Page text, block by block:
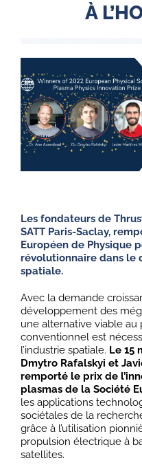
À
Les fondateurs de
SATT Paris-Saclay,
Européen de Physique
révolutionnaire dans le
spatiale.
Avec la demande
développement des
une alternative viable au
conventionnel est
l’industrie spatiale. Le 15
Dmytro Rafalskyi et
remporté le prix de
plasmas de la Société
les applications
sociétales de la
grâce à l’utilisation
propulsion électrique à
satellites.